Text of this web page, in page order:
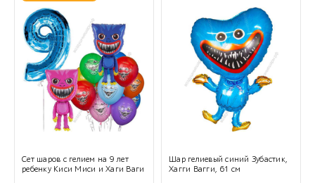
Сет шаров с гелием на 9 лет
ребенку Киси Миси и Хаги Ваги
Шар гелиевый синий Зубастик,
Хагги Вагги, 61 см